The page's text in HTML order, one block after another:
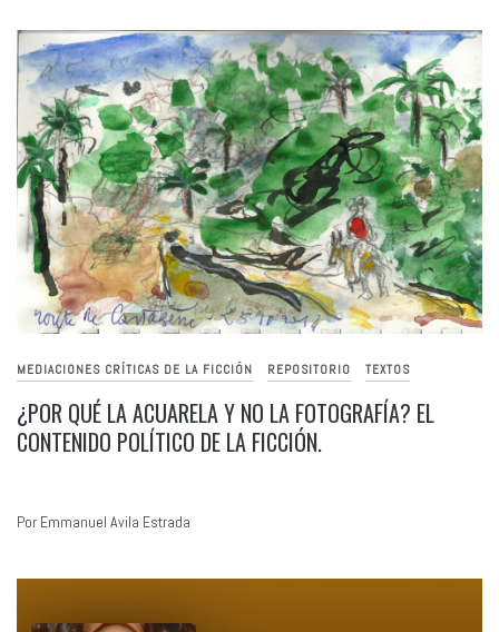
MEDIACIONES CRÍTICAS DE LA FICCIÓN REPOSITORIO TEXTOS
¿POR QUÉ LA ACUARELA Y NO LA FOTOGRAFÍA? EL
CONTENIDO POLÍTICO DE LA FICCIÓN.
Por Emmanuel Avila Estrada